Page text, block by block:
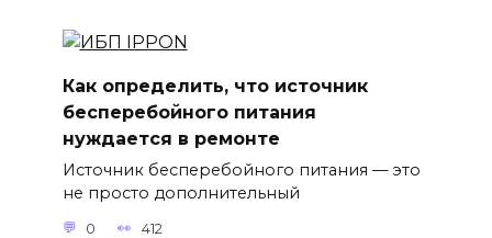
Как определить, что источник
бесперебойного питания
нуждается в ремонте
Источник бесперебойного питания — это
не просто дополнительный
0 412